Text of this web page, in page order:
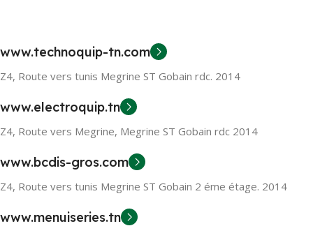
www.technoquip-tn.com
Z4, Route vers tunis Megrine ST Gobain rdc. 2014
www.electroquip.tn
Z4, Route vers Megrine, Megrine ST Gobain rdc 2014
www.bcdis-gros.com
Z4, Route vers tunis Megrine ST Gobain 2 éme étage. 2014
www.menuiseries.tn